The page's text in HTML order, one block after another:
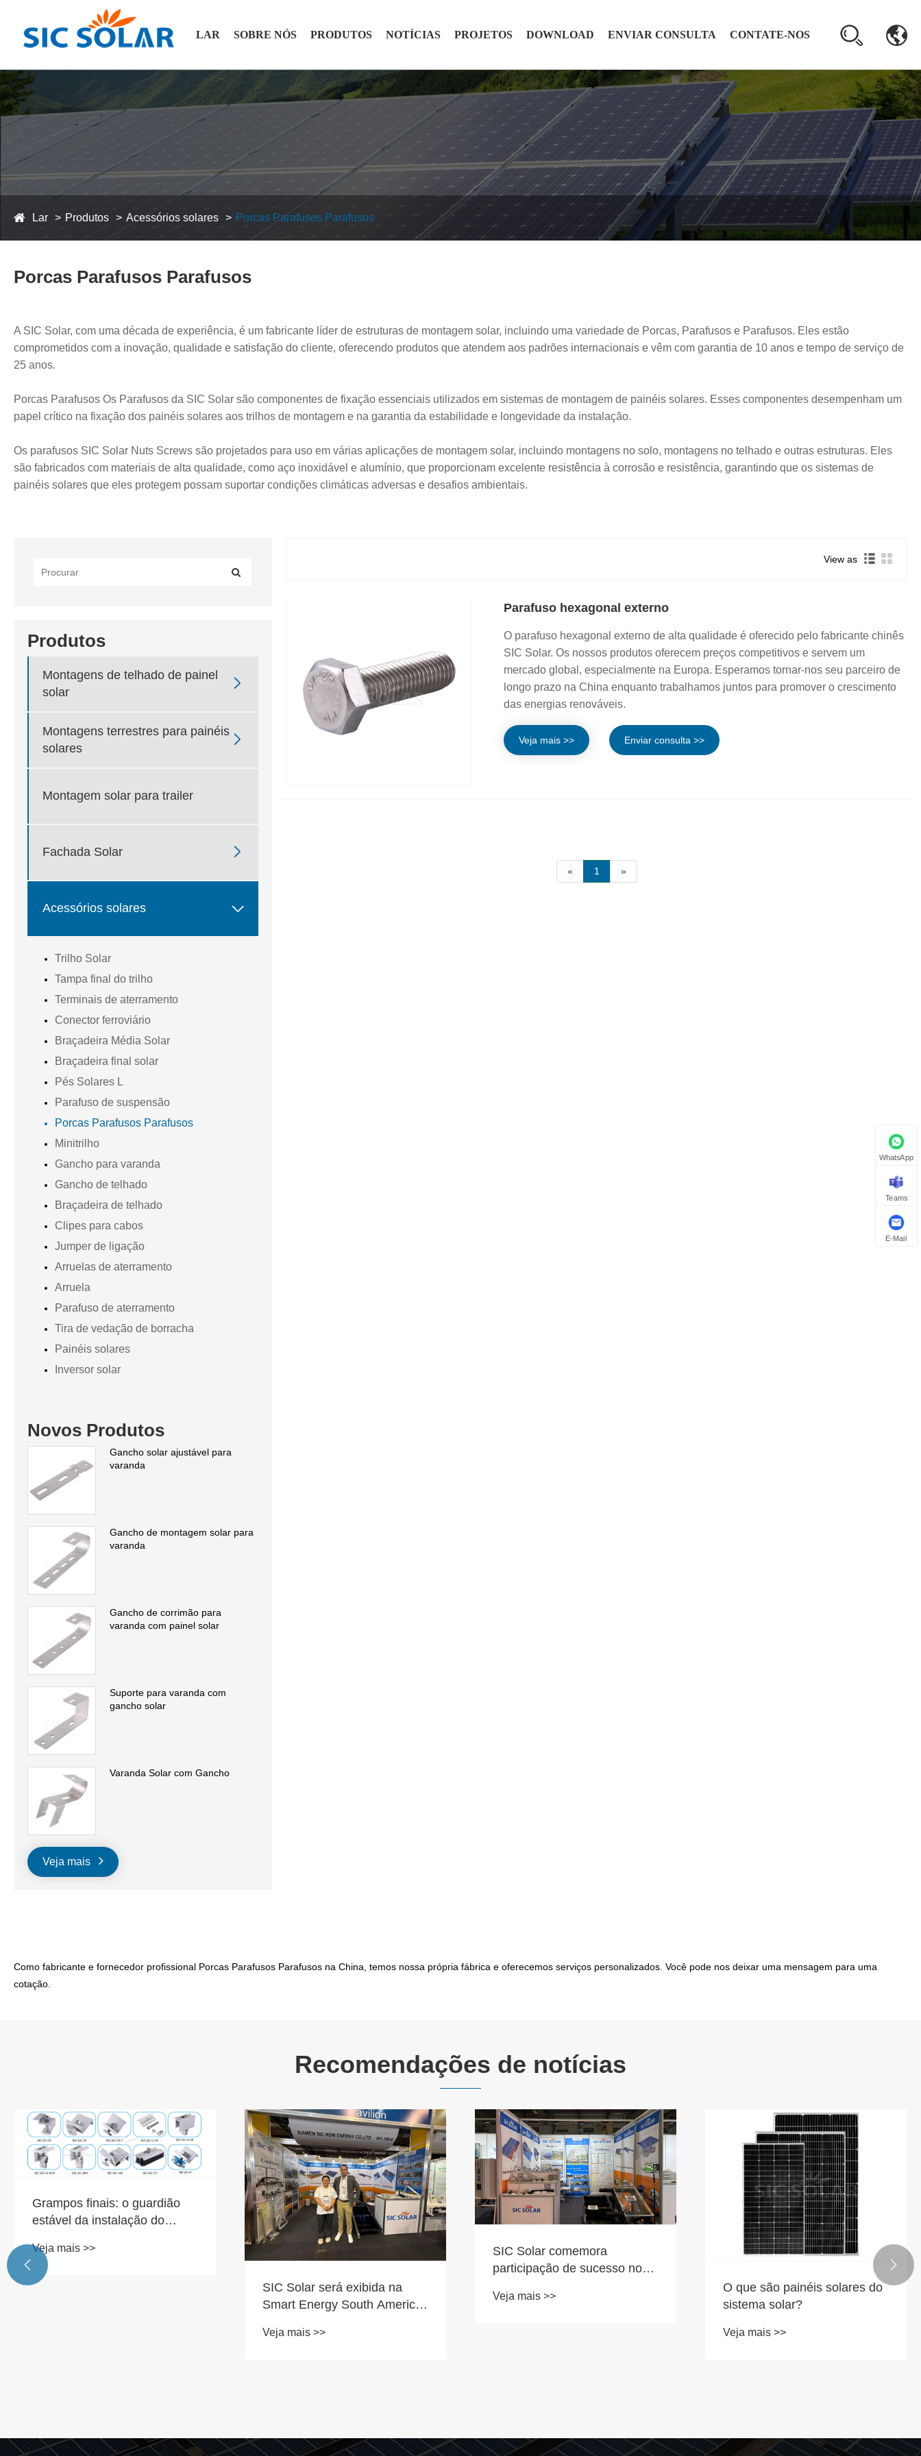
LAR SOBRE NÓS PRODUTOS NOTÍCIAS PROJETOS DOWNLOAD ENVIAR CONSULTA CONTATE-NOS
Lar Produtos Acessórios solares Porcas Parafusos Parafusos
Porcas Parafusos Parafusos
A SIC Solar, com uma década de experiência, é um fabricante líder de estruturas de montagem solar, incluindo uma variedade de Porcas, Parafusos e Parafusos. Eles estão
comprometidos com a inovação, qualidade e satisfação do cliente, oferecendo produtos que atendem aos padrões internacionais e vêm com garantia de 10 anos e tempo de serviço de
25 anos.
Porcas Parafusos Os Parafusos da SIC Solar são componentes de fixação essenciais utilizados em sistemas de montagem de painéis solares. Esses componentes desempenham um
papel crítico na fixação dos painéis solares aos trilhos de montagem e na garantia da estabilidade e longevidade da instalação.
Os parafusos SIC Solar Nuts Screws são projetados para uso em várias aplicações de montagem solar, incluindo montagens no solo, montagens no telhado e outras estruturas. Eles
são fabricados com materiais de alta qualidade, como aço inoxidável e alumínio, que proporcionam excelente resistência à corrosão e resistência, garantindo que os sistemas de
painéis solares que eles protegem possam suportar condições climáticas adversas e desafios ambientais.
Produtos
Montagens de telhado de painel
solar

Montagens terrestres para painéis
solares

Montagem solar para trailer
Fachada Solar 
Acessórios solares 
Trilho Solar
Tampa final do trilho
Terminais de aterramento
Conector ferroviário
Braçadeira Média Solar
Braçadeira final solar
Pés Solares L
Parafuso de suspensão
Porcas Parafusos Parafusos
Minitrilho
Gancho para varanda
Gancho de telhado
Braçadeira de telhado
Clipes para cabos
Jumper de ligação
Arruelas de aterramento
Arruela
Parafuso de aterramento
Tira de vedação de borracha
Painéis solares
Inversor solar
Novos Produtos
Gancho solar ajustável para
varanda
Gancho de montagem solar para
varanda
Gancho de corrimão para
varanda com painel solar
Suporte para varanda com
gancho solar
Varanda Solar com Gancho
Veja mais
View as
Parafuso hexagonal externo
O parafuso hexagonal externo de alta qualidade é oferecido pelo fabricante chinês
SIC Solar. Os nossos produtos oferecem preços competitivos e servem um
mercado global, especialmente na Europa. Esperamos tornar-nos seu parceiro de
longo prazo na China enquanto trabalhamos juntos para promover o crescimento
das energias renováveis.
Veja mais >> Enviar consulta >>
« 1 »
Como fabricante e fornecedor profissional Porcas Parafusos Parafusos na China, temos nossa própria fábrica e oferecemos serviços personalizados. Você pode nos deixar uma mensagem para uma
cotação.
Recomendações de notícias
Grampos finais: o guardião
estável da instalação do
Veja mais >>
SIC Solar será exibida na
Smart Energy South America
Veja mais >>
SIC Solar comemora
participação de sucesso no
2024
Veja mais >>
O que são painéis solares do
sistema solar?
Veja mais >>
 
WhatsApp
Teams
E-Mail